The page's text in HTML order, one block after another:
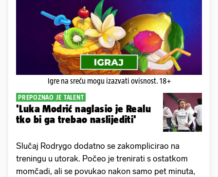
Igre na sreću mogu izazvati ovisnost. 18+
PREPOZNAO JE TALENT
'Luka Modrić naglasio je Realu
tko bi ga trebao naslijediti'
Slučaj Rodrygo dodatno se zakomplicirao na
treningu u utorak. Počeo je trenirati s ostatkom
momčadi, ali se povukao nakon samo pet minuta,